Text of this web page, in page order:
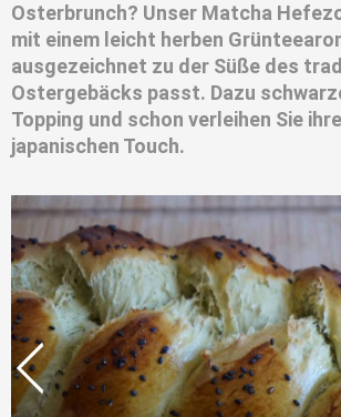
Osterbrunch? Unser Matcha
mit einem leicht herben
ausgezeichnet zu der Süße des
Ostergebäcks passt. Dazu
Topping und schon verleihen Sie
japanischen Touch.